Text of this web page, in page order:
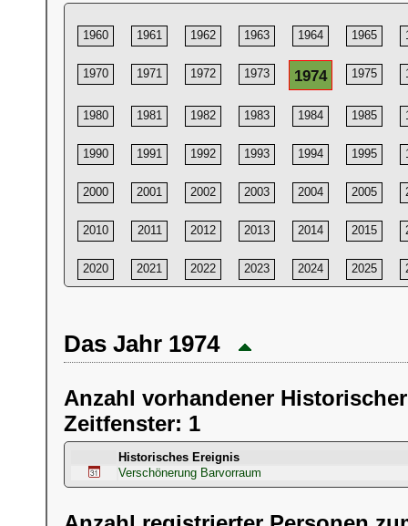
1960 1961 1962 1963 1964 1965
1970 1971 1972 1973 1974 1975
1980 1981 1982 1983 1984 1985
1990 1991 1992 1993 1994 1995
2000 2001 2002 2003 2004 2005
2010 2011 2012 2013 2014 2015
2020 2021 2022 2023 2024 2025
Das Jahr 1974
Anzahl vorhandener
Zeitfenster: 1
Historisches Ereignis
Verschönerung Barvorraum